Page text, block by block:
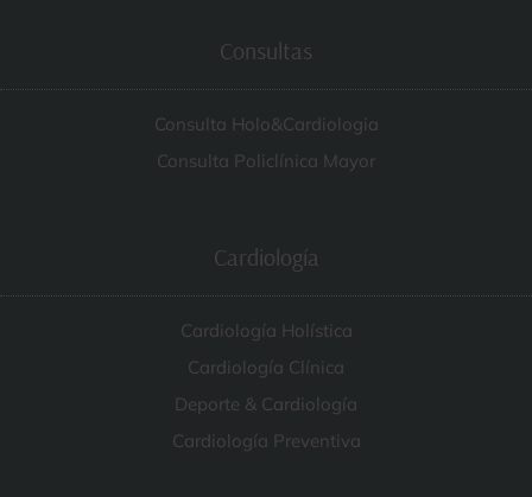
Consultas
Consulta Holo&Cardiologia
Consulta Policlínica Mayor
Cardiología
Cardiología Holística
Cardiología Clínica
Deporte & Cardiología
Cardiología Preventiva